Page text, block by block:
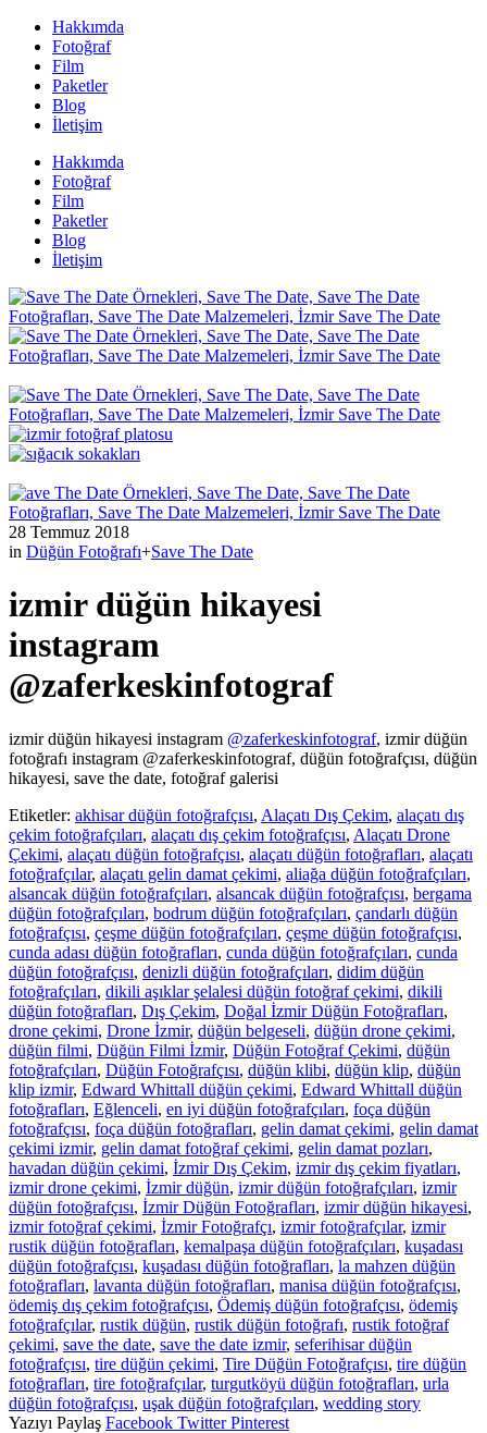
Hakkımda
Fotoğraf
Film
Paketler
Blog
İletişim
Hakkımda
Fotoğraf
Film
Paketler
Blog
İletişim
28 Temmuz 2018
in Düğün Fotoğrafı+Save The Date
izmir düğün hikayesi
instagram
@zaferkeskinfotograf
izmir düğün hikayesi instagram @zaferkeskinfotograf, izmir düğün
fotoğrafı instagram @zaferkeskinfotograf, düğün fotoğrafçısı, düğün
hikayesi, save the date, fotoğraf galerisi
Etiketler: akhisar düğün fotoğrafçısı, Alaçatı Dış Çekim, alaçatı dış
çekim fotoğrafçıları, alaçatı dış çekim fotoğrafçısı, Alaçatı Drone
Çekimi, alaçatı düğün fotoğrafçısı, alaçatı düğün fotoğrafları, alaçatı
fotoğrafçılar, alaçatı gelin damat çekimi, aliağa düğün fotoğrafçıları,
alsancak düğün fotoğrafçıları, alsancak düğün fotoğrafçısı, bergama
düğün fotoğrafçıları, bodrum düğün fotoğrafçıları, çandarlı düğün
fotoğrafçısı, çeşme düğün fotoğrafçıları, çeşme düğün fotoğrafçısı,
cunda adası düğün fotoğrafları, cunda düğün fotoğrafçıları, cunda
düğün fotoğrafçısı, denizli düğün fotoğrafçıları, didim düğün
fotoğrafçıları, dikili aşıklar şelalesi düğün fotoğraf çekimi, dikili
düğün fotoğrafları, Dış Çekim, Doğal İzmir Düğün Fotoğrafları,
drone çekimi, Drone İzmir, düğün belgeseli, düğün drone çekimi,
düğün filmi, Düğün Filmi İzmir, Düğün Fotoğraf Çekimi, düğün
fotoğrafçıları, Düğün Fotoğrafçısı, düğün klibi, düğün klip, düğün
klip izmir, Edward Whittall düğün çekimi, Edward Whittall düğün
fotoğrafları, Eğlenceli, en iyi düğün fotoğrafçıları, foça düğün
fotoğrafçısı, foça düğün fotoğrafları, gelin damat çekimi, gelin damat
çekimi izmir, gelin damat fotoğraf çekimi, gelin damat pozları,
havadan düğün çekimi, İzmir Dış Çekim, izmir dış çekim fiyatları,
izmir drone çekimi, İzmir düğün, izmir düğün fotoğrafçıları, izmir
düğün fotoğrafçısı, İzmir Düğün Fotoğrafları, izmir düğün hikayesi,
izmir fotoğraf çekimi, İzmir Fotoğrafçı, izmir fotoğrafçılar, izmir
rustik düğün fotoğrafları, kemalpaşa düğün fotoğrafçıları, kuşadası
düğün fotoğrafçısı, kuşadası düğün fotoğrafları, la mahzen düğün
fotoğrafları, lavanta düğün fotoğrafları, manisa düğün fotoğrafçısı,
ödemiş dış çekim fotoğrafçısı, Ödemiş düğün fotoğrafçısı, ödemiş
fotoğrafçılar, rustik düğün, rustik düğün fotoğrafı, rustik fotoğraf
çekimi, save the date, save the date izmir, seferihisar düğün
fotoğrafçısı, tire düğün çekimi, Tire Düğün Fotoğrafçısı, tire düğün
fotoğrafları, tire fotoğrafçılar, turgutköyü düğün fotoğrafları, urla
düğün fotoğrafçısı, uşak düğün fotoğrafçıları, wedding story
Yazıyı Paylaş Facebook TwitterPinterest